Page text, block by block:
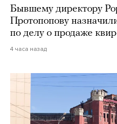
Бывшему директору
Протопопову
по делу о продаже
4 часа назад